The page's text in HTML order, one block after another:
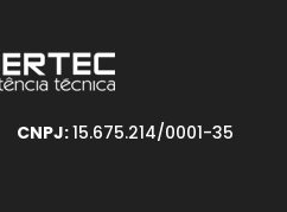
CNPJ:15.675.214/0001-35